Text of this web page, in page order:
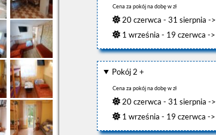
Cena za pokój na dobę w zł
20 czerwca - 31 sierpnia ->
1 września - 19 czerwca ->
Pokój 2 +
Cena za pokój na dobę w zł
20 czerwca - 31 sierpnia ->
1 września - 19 czerwca ->